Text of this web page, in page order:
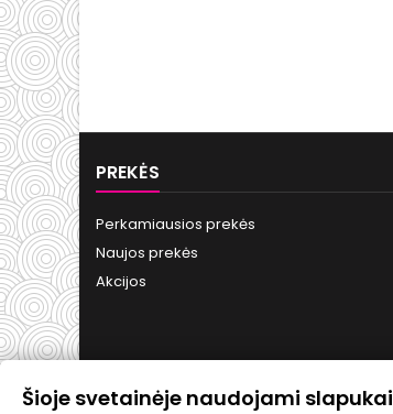
PREKĖS
Perkamiausios prekės
Naujos prekės
Akcijos
Šioje svetainėje naudojami slapukai